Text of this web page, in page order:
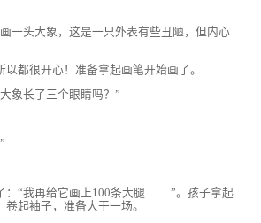
一头大象，这是一只外表有些丑陋，但内心
都很开心！准备拿起画笔开始画了。
象长了三个眼睛吗？”
：“我再给它画上100条大腿…….”。孩子拿起
起袖子，准备大干一场。